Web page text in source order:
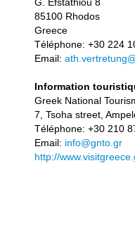
85100 Rhodos
Greece
Téléphone: +30 224
Email:
Information
Greek National
7, Tsoha street,
Téléphone: +30 210
Email: info@gnto.gr
http://